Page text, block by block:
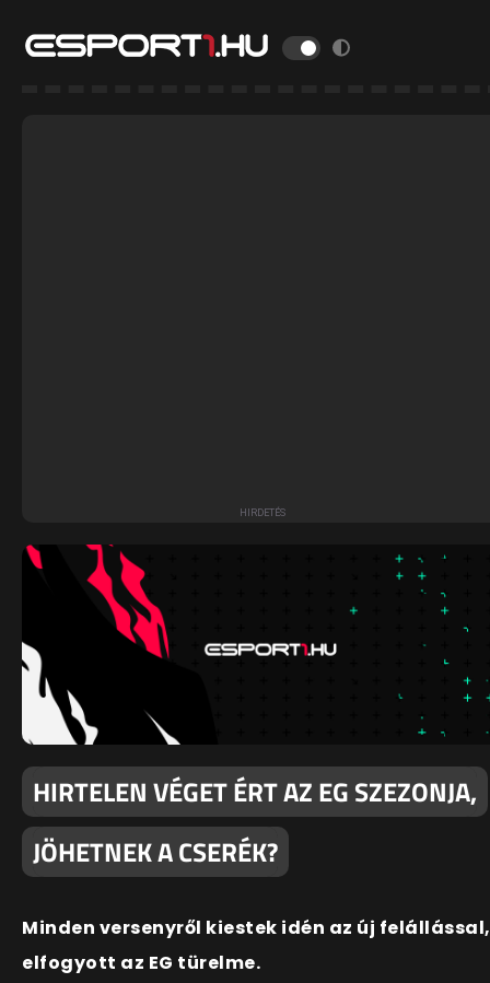
HIRTELEN VÉGET ÉRT AZ EG SZEZONJA,
JÖHETNEK A CSERÉK?
Minden versenyről kiestek idén az új felállással,
elfogyott az EG türelme.